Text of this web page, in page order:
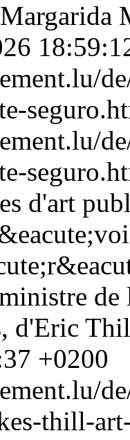
d'art
d'Eric
+0200
thill-